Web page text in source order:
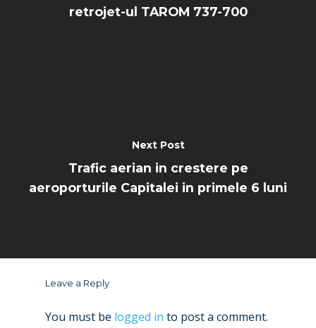
retrojet-ul TAROM 737-700
Next Post
Trafic aerian in crestere pe
aeroporturile Capitalei in primele 6 luni
Leave a Reply
You must be logged in to post a comment.